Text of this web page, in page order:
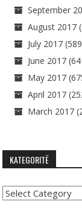
September
August 2017
July 2017
June 2017
May 2017
April 2017
March 2017
KATEGORITË
Kategoritë